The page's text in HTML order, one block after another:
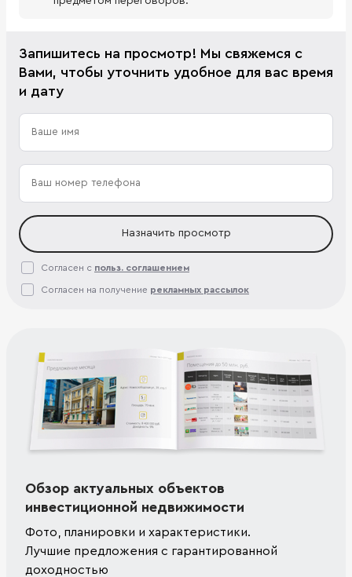
Запишитесь на просмотр! Мы свяжемся с
Вами, чтобы уточнить удобное для вас время
и дату
Назначить просмотр
Согласен с польз. соглашением
Согласен на получение рекламных рассылок
Обзор актуальных объектов
инвестиционной недвижимости
Фото, планировки и характеристики.
Лучшие предложения с гарантированной
доходностью